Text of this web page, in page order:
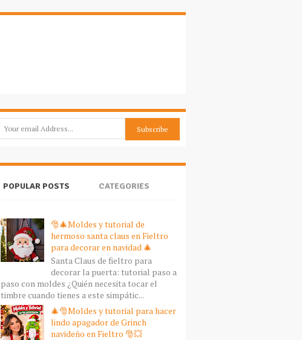
POPULAR POSTS CATEGORIES
🎅🎄Moldes y tutorial de
hermoso santa claus en Fieltro
para decorar en navidad 🎄
Santa Claus de fieltro para
decorar la puerta: tutorial paso a
paso con moldes ¿Quién necesita tocar el
timbre cuando tienes a este simpátic...
🎄🎅Moldes y tutorial para hacer
lindo apagador de Grinch
navideño en Fieltro 🎅💥